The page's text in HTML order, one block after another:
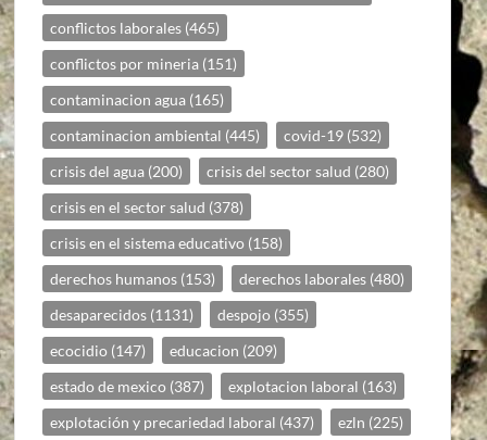
conflictos laborales (465)
conflictos por mineria (151)
contaminacion agua (165)
contaminacion ambiental (445) covid-19 (532)
crisis del agua (200) crisis del sector salud (280)
crisis en el sector salud (378)
crisis en el sistema educativo (158)
derechos humanos (153) derechos laborales (480)
desaparecidos (1131) despojo (355)
ecocidio (147) educacion (209)
estado de mexico (387) explotacion laboral (163)
explotación y precariedad laboral (437) ezln (225)